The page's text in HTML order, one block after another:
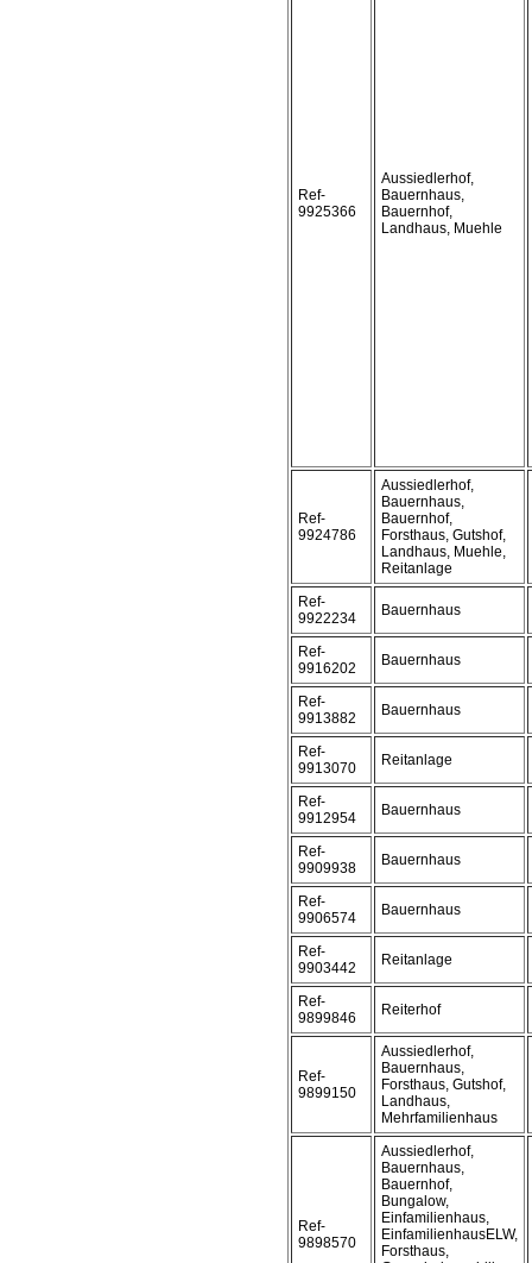
Ref-
9925366
Aussiedlerhof,
Bauernhaus,
Bauernhof,
Landhaus, Muehle
Ref-
9924786
Aussiedlerhof,
Bauernhaus,
Bauernhof,
Forsthaus, Gutshof,
Landhaus, Muehle,
Reitanlage
Ref-
9922234
Bauernhaus
Ref-
9916202
Bauernhaus
Ref-
9913882
Bauernhaus
Ref-
9913070
Reitanlage
Ref-
9912954
Bauernhaus
Ref-
9909938
Bauernhaus
Ref-
9906574
Bauernhaus
Ref-
9903442
Reitanlage
Ref-
9899846
Reiterhof
Ref-
9899150
Aussiedlerhof,
Bauernhaus,
Forsthaus, Gutshof,
Landhaus,
Mehrfamilienhaus
Ref-
9898570
Aussiedlerhof,
Bauernhaus,
Bauernhof,
Bungalow,
Einfamilienhaus,
EinfamilienhausELW,
Forsthaus,